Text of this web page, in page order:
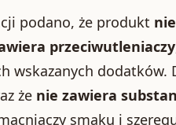
podano, że produkt
przeciwutleniaczy
wskazanych dodatków.
że nie zawiera
smaku i